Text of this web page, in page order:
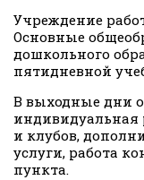
Учреждение
Основные
дошкольного
пятидневной
В выходные дни
индивидуальная
и клубов,
услуги, работа
пункта.